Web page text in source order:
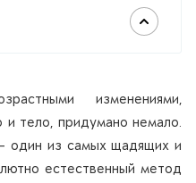
изменениями,
тело, придумано немало.
один из самых щадящих и
естественный метод